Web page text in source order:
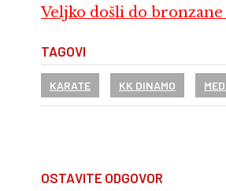
Veljko došli do
TAGOVI
KARATE KK DINAMO
OSTAVITE ODGOVOR